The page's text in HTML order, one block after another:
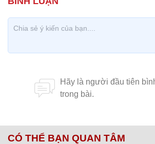
CÓ THỂ BẠN QUAN TÂM